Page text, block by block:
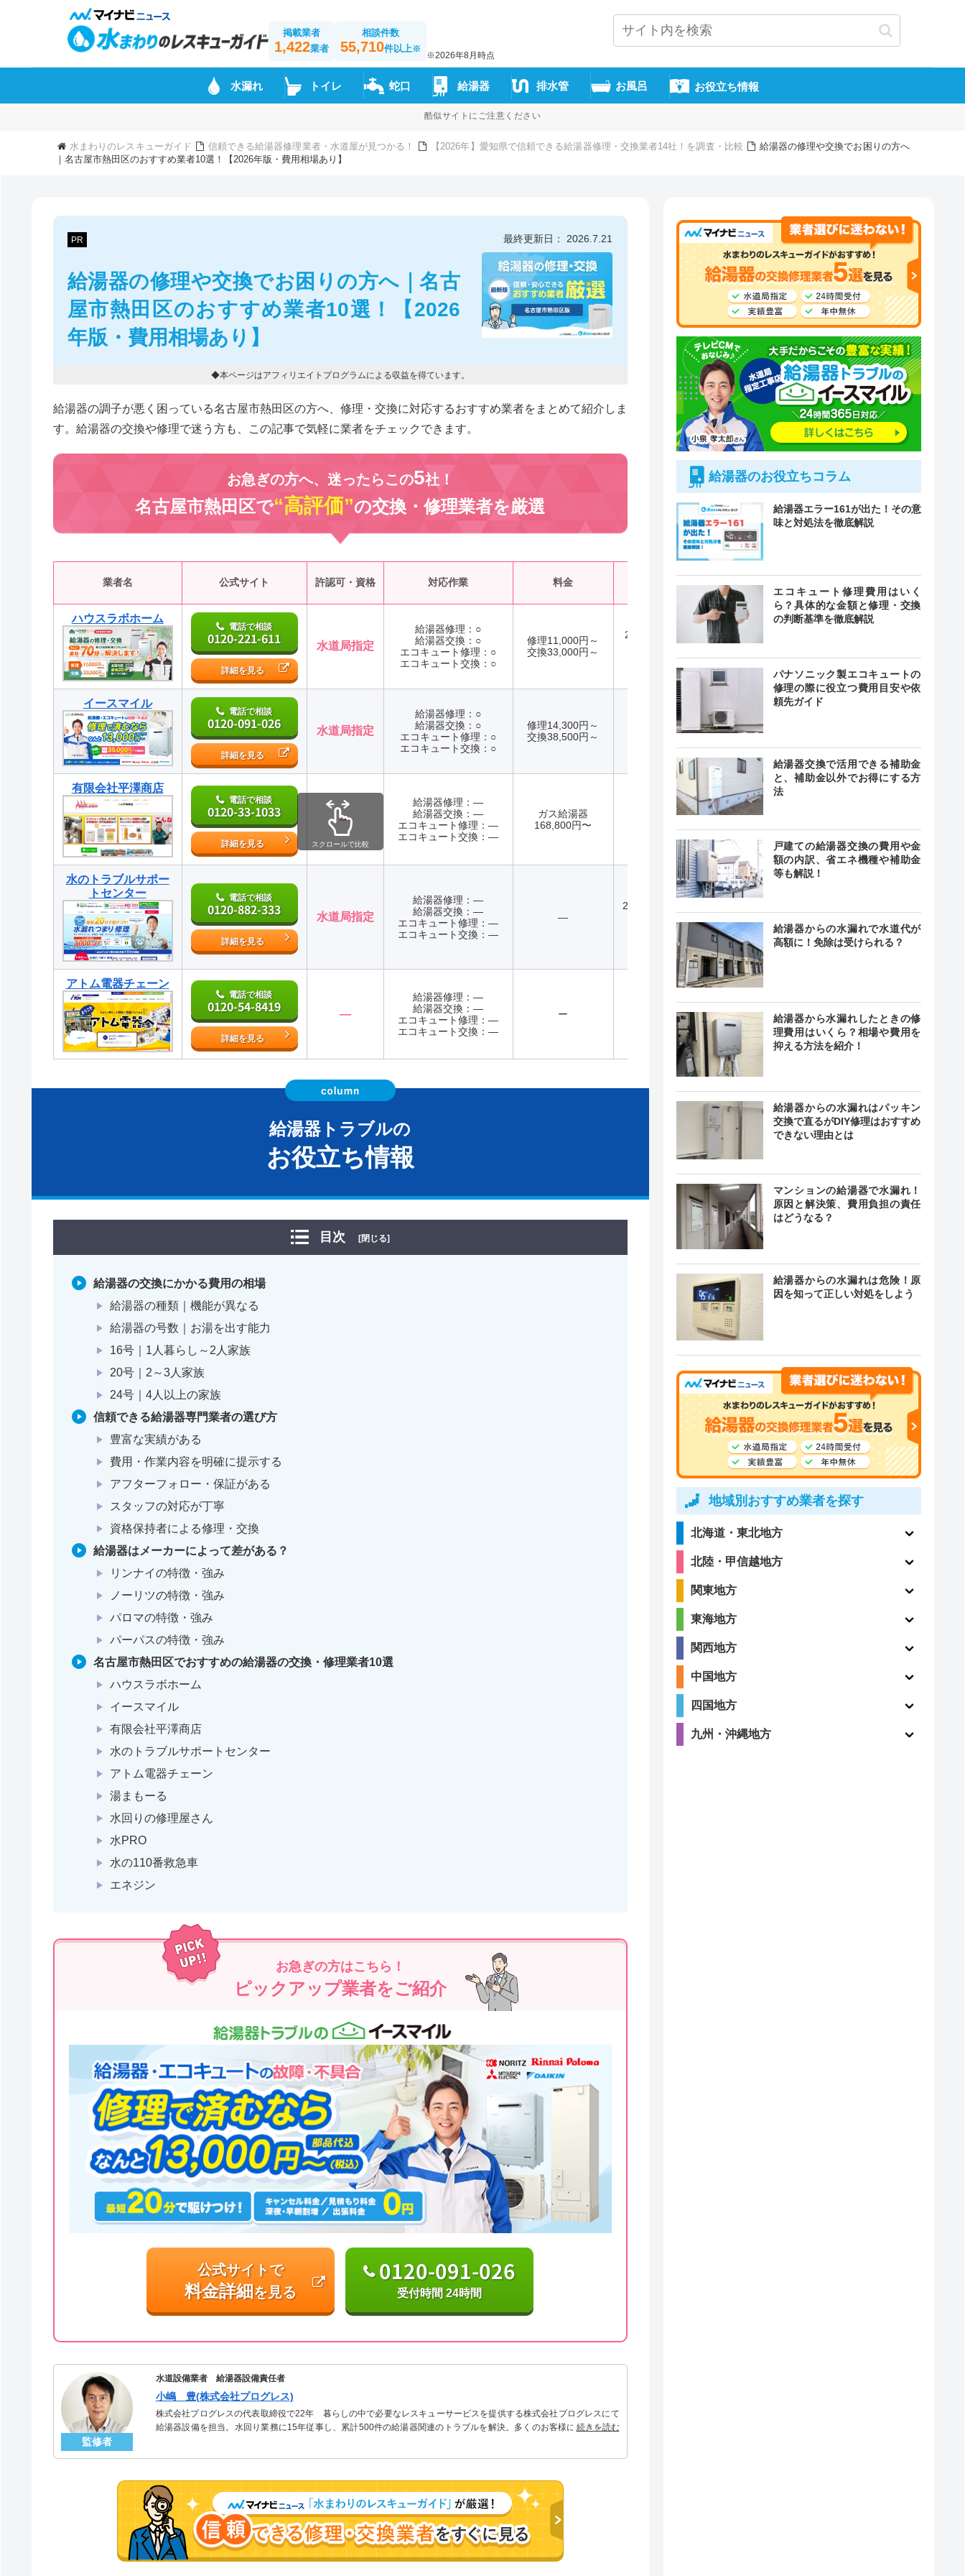
掲載業者
1,422業者
相談件数
55,710件以上※
※2026年8月時点
水漏れ トイレ 蛇口 給湯器 排水管 お風呂 お役立ち情報
酷似サイトにご注意ください
水まわりのレスキューガイド 信頼できる給湯器修理業者・水道屋が見つかる！ 【2026年】愛知県で信頼できる給湯器修理・交換業者14社！を調査・比較
給湯器の修理や交換でお困りの方へ
｜名古屋市熱田区のおすすめ業者10選！【2026年版・費用相場あり】
PR
給湯器の修理や交換でお困りの方へ｜名古
屋市熱田区のおすすめ業者10選！【2026
年版・費用相場あり】
最終更新日： 2026.7.21
◆本ページはアフィリエイトプログラムによる収益を得ています。
給湯器の調子が悪く困っている名古屋市熱田区の方へ、修理・交換に対応するおすすめ業者をまとめて紹介しま
す。給湯器の交換や修理で迷う方も、この記事で気軽に業者をチェックできます。
お急ぎの方へ、迷ったらこの5社！
名古屋市熱田区で“高評価”の交換・修理業者を厳選
業者名 公式サイト 許認可・資格 対応作業 料金 緊急駆けつけ
ハウスラボホーム
電話で相談
0120-221-611
詳細を見る
水道局指定
給湯器修理：○
給湯器交換：○
エコキュート修理：○
エコキュート交換：○
修理11,000円～
交換33,000円～
24時間 年中
最短20分
イースマイル
電話で相談
0120-091-026
詳細を見る
水道局指定
給湯器修理：○
給湯器交換：○
エコキュート修理：○
エコキュート交換：○
修理14,300円～
交換38,500円～
最短20分
有限会社平澤商店
電話で相談
0120-33-1033
詳細を見る
―
給湯器修理：―
給湯器交換：―
エコキュート修理：―
エコキュート交換：―
ガス給湯器
168,800円〜
水のトラブルサポー
トセンター
電話で相談
0120-882-333
詳細を見る
水道局指定
給湯器修理：―
給湯器交換：―
エコキュート修理：―
エコキュート交換：―
―
24時間365日
アトム電器チェーン
電話で相談
0120-54-8419
詳細を見る
―
給湯器修理：―
給湯器交換：―
エコキュート修理：―
エコキュート交換：―
ー
店舗によっ
ー
スクロールで比較
給湯器トラブルの
お役立ち情報
目次 [閉じる]
給湯器の交換にかかる費用の相場
給湯器の種類｜機能が異なる
給湯器の号数｜お湯を出す能力
16号｜1人暮らし～2人家族
20号｜2～3人家族
24号｜4人以上の家族
信頼できる給湯器専門業者の選び方
豊富な実績がある
費用・作業内容を明確に提示する
アフターフォロー・保証がある
スタッフの対応が丁寧
資格保持者による修理・交換
給湯器はメーカーによって差がある？
リンナイの特徴・強み
ノーリツの特徴・強み
パロマの特徴・強み
パーパスの特徴・強み
名古屋市熱田区でおすすめの給湯器の交換・修理業者10選
ハウスラボホーム
イースマイル
有限会社平澤商店
水のトラブルサポートセンター
アトム電器チェーン
湯まもーる
水回りの修理屋さん
水PRO
水の110番救急車
エネジン
お急ぎの方はこちら！
ピックアップ業者をご紹介
公式サイトで
料金詳細を見る
0120-091-026
受付時間 24時間
監修者
水道設備業者 給湯器設備責任者
小嶋 豊(株式会社プログレス)
株式会社プログレスの代表取締役で22年 暮らしの中で必要なレスキューサービスを提供する株式会社プログレスにて
給湯器設備を担当。水回り業務に15年従事し、累計500件の給湯器関連のトラブルを解決。多くのお客様に信頼される
続きを読む
給湯器のお役立ちコラム
給湯器エラー161が出た！その意
味と対処法を徹底解説
エコキュート修理費用はいく
ら？具体的な金額と修理・交換
の判断基準を徹底解説
パナソニック製エコキュートの
修理の際に役立つ費用目安や依
頼先ガイド
給湯器交換で活用できる補助金
と、補助金以外でお得にする方
法
戸建ての給湯器交換の費用や金
額の内訳、省エネ機種や補助金
等も解説！
給湯器からの水漏れで水道代が
高額に！免除は受けられる？
給湯器から水漏れしたときの修
理費用はいくら？相場や費用を
抑える方法を紹介！
給湯器からの水漏れはパッキン
交換で直るがDIY修理はおすすめ
できない理由とは
マンションの給湯器で水漏れ！
原因と解決策、費用負担の責任
はどうなる？
給湯器からの水漏れは危険！原
因を知って正しい対処をしよう
地域別おすすめ業者を探す
北海道・東北地方
北陸・甲信越地方
関東地方
東海地方
関西地方
中国地方
四国地方
九州・沖縄地方